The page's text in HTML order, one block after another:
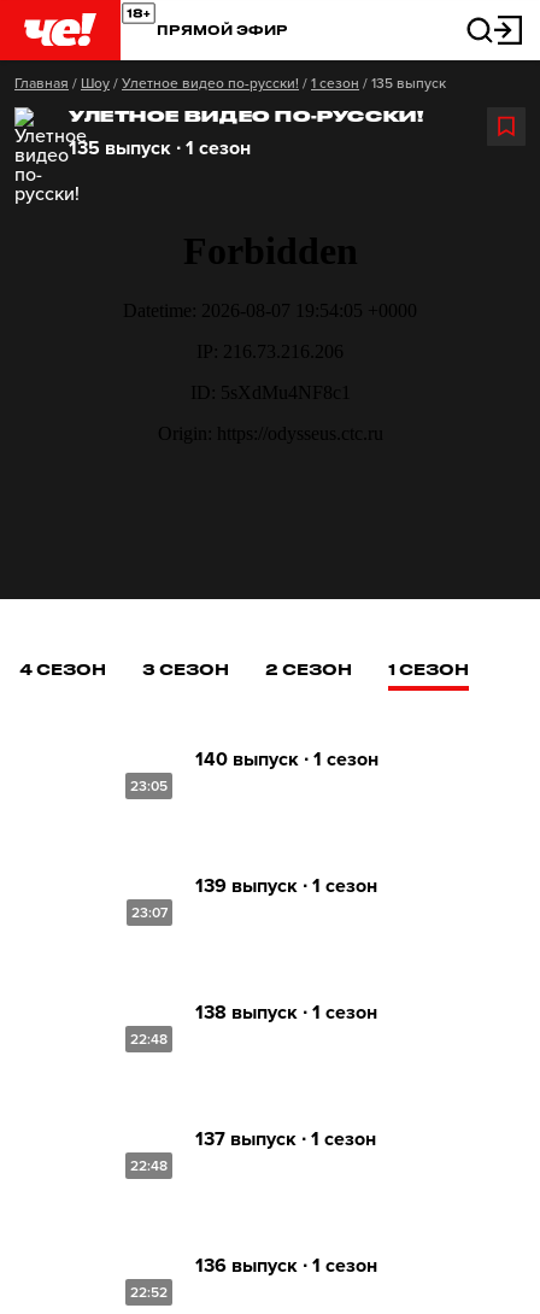
ПРЯМОЙ ЭФИР
Главная / Шоу / Улетное видео по-русски! / 1 сезон / 135 выпуск
УЛЕТНОЕ ВИДЕО ПО-РУССКИ!
135 выпуск ∙ 1 сезон
4 СЕЗОН 3 СЕЗОН 2 СЕЗОН 1 СЕЗОН
23:05
140 выпуск ∙ 1 сезон
23:07
139 выпуск ∙ 1 сезон
22:48
138 выпуск ∙ 1 сезон
22:48
137 выпуск ∙ 1 сезон
22:52
136 выпуск ∙ 1 сезон